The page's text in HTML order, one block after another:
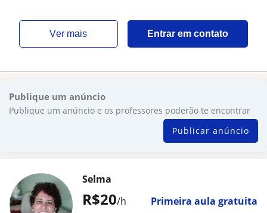
ver mais Entrar em contato
Publique um anúncio
Publique um anúncio e os professores poderão te encontrar
Publicar anúncio
R$20/h Primeira aula gratuita
Selma